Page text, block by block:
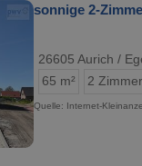
sonnige 2-
26605 Aurich /
65 m²
2 Zimmer
Quelle: Internet-